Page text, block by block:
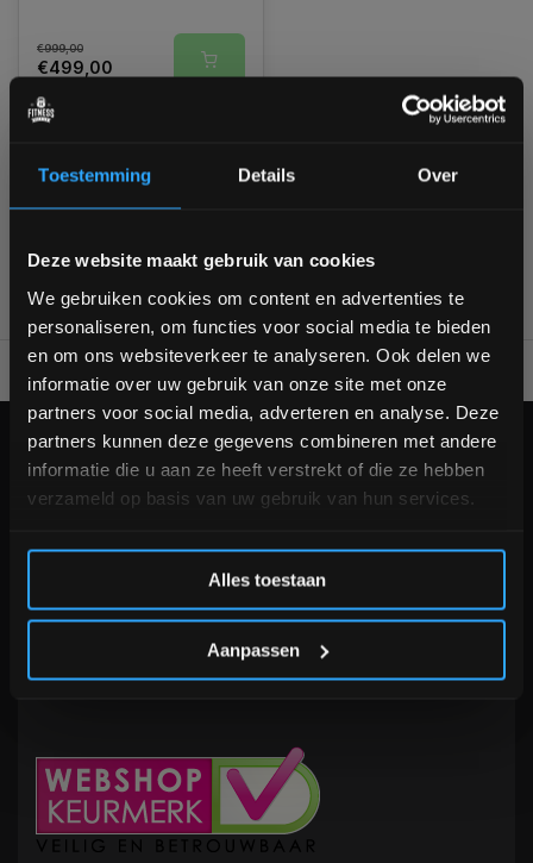
Toestemming Details Over
Deze website maakt gebruik van cookies
We gebruiken cookies om content en advertenties te
personaliseren, om functies voor social media te bieden
en om ons websiteverkeer te analyseren. Ook delen we
informatie over uw gebruik van onze site met onze
partners voor social media, adverteren en analyse. Deze
partners kunnen deze gegevens combineren met andere
informatie die u aan ze heeft verstrekt of die ze hebben
verzameld op basis van uw gebruik van hun services.
Alles toestaan
Aanpassen
€999,00
€499,00
Voor 95% direct uit voorraad geleverd
KLANTENSERVICE
Veelgestelde vragen
info@fitnesskoerier.nl
Bam! 5% korting op je volgende
Schrijf je in voor onze nieuwsbrief om op de hoogte te
blijven over onze nieuwe producten, deals en meer
interessante info. Ontvang 5% korting op je eerstvolgende
aankoop! 😀
Inschrijven
*Verzendkosten vallen buiten de korting